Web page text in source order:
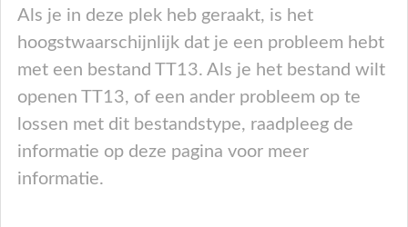
Als je in deze plek heb geraakt, is het
hoogstwaarschijnlijk dat je een probleem hebt
met een bestand TT13. Als je het bestand wilt
openen TT13, of een ander probleem op te
lossen met dit bestandstype, raadpleeg de
informatie op deze pagina voor meer
informatie.